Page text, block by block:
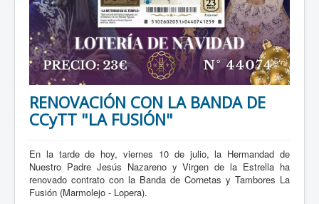
RENOVACIÓN CON LA BANDA DE
CCyTT "LA FUSIÓN"
En la tarde de hoy, viernes 10 de julio, la Hermandad de
Nuestro Padre Jesús Nazareno y Virgen de la Estrella ha
renovado contrato con la Banda de Cornetas y Tambores La
Fusión (Marmolejo - Lopera).